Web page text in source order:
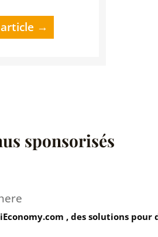
→
sponsorisés
, des solutions